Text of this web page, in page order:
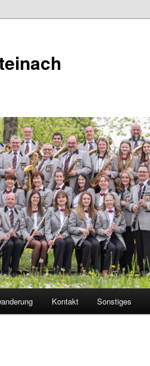
Kontakt Sonstiges